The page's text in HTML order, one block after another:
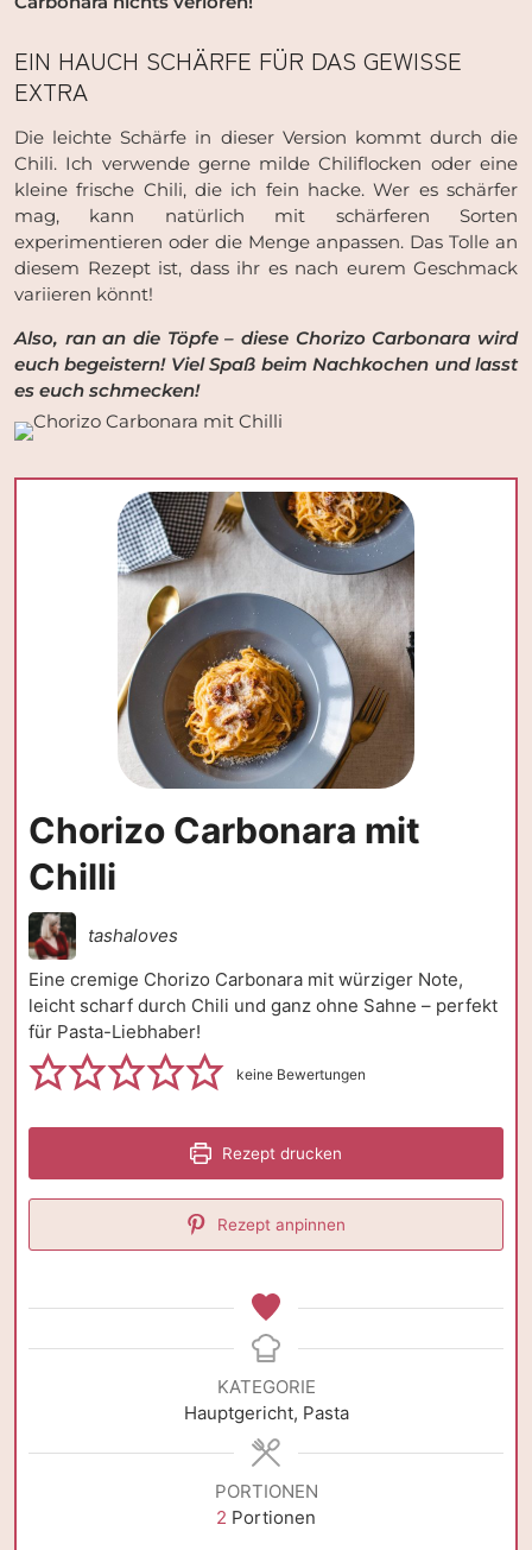
EIN HAUCH SCHÄRFE FÜR DAS GEWISSE
EXTRA
Die leichte Schärfe in dieser Version kommt durch die
Chili. Ich verwende gerne milde Chiliflocken oder eine
kleine frische Chili, die ich fein hacke. Wer es schärfer
mag, kann natürlich mit schärferen Sorten
experimentieren oder die Menge anpassen. Das Tolle an
diesem Rezept ist, dass ihr es nach eurem Geschmack
variieren könnt!
Also, ran an die Töpfe – diese Chorizo Carbonara wird
euch begeistern! Viel Spaß beim Nachkochen und lasst
es euch schmecken!
Chorizo Carbonara mit
Chilli
tashaloves
Eine cremige Chorizo Carbonara mit würziger Note,
leicht scharf durch Chili und ganz ohne Sahne – perfekt
für Pasta-Liebhaber!
keine Bewertungen
Rezept drucken
Rezept anpinnen
KATEGORIE
Hauptgericht, Pasta
PORTIONEN
2 Portionen